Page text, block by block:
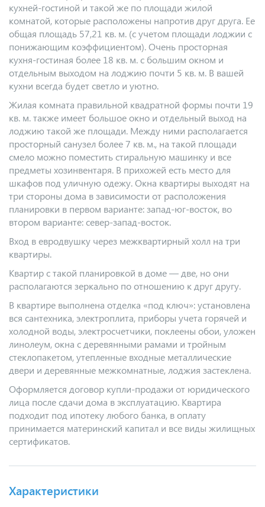
кухней-гостиной и такой же по площади жилой
комнатой, которые расположены напротив друг друга. Ее
общая площадь 57,21 кв. м. (с учетом площади лоджии с
понижающим коэффициентом). Очень просторная
кухня-гостиная более 18 кв. м. с большим окном и
отдельным выходом на лоджию почти 5 кв. м. В вашей
кухни всегда будет светло и уютно.
Жилая комната правильной квадратной формы почти 19
кв. м. также имеет большое окно и отдельный выход на
лоджию такой же площади. Между ними располагается
просторный санузел более 7 кв. м., на такой площади
смело можно поместить стиральную машинку и все
предметы хозинвентаря. В прихожей есть место для
шкафов под уличную одежу. Окна квартиры выходят на
три стороны дома в зависимости от расположения
планировки в первом варианте: запад-юг-восток, во
втором варианте: север-запад-восток.
Вход в евродвушку через межквартирный холл на три
квартиры.
Квартир с такой планировкой в доме — две, но они
располагаются зеркально по отношению к друг другу.
В квартире выполнена отделка «под ключ»: установлена
вся сантехника, электроплита, приборы учета горячей и
холодной воды, электросчетчики, поклеены обои, уложен
линолеум, окна с деревянными рамами и тройным
стеклопакетом, утепленные входные металлические
двери и деревянные межкомнатные, лоджия застеклена.
Оформляется договор купли-продажи от юридического
лица после сдачи дома в эксплуатацию. Квартира
подходит под ипотеку любого банка, в оплату
принимается материнский капитал и все виды жилищных
сертификатов.
Характеристики